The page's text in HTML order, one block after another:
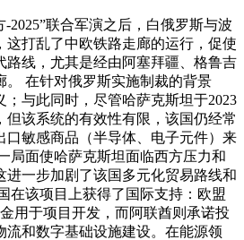
-2025”联合军演之后，白俄罗斯与波
这打乱了中欧铁路走廊的运行，促使
路线，尤其是经由阿塞拜疆、格鲁吉
。 在针对俄罗斯实施制裁的背景
与此同时，尽管哈萨克斯坦于2023
但该系统的有效性有限，该国仍经常
口敏感商品（半导体、电子元件）来
局面使哈萨克斯坦面临西方压力和
进一步加剧了该国多元化贸易路线和
在该项目上获得了国际支持：欧盟
用于项目开发，而阿联酋则承诺投
流和数字基础设施建设。在能源领